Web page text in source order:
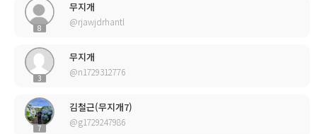
8
무지개
@rjawjdrhantl
3
무지개
@n1729312776
7
김철근(무지개7)
@g1729247986